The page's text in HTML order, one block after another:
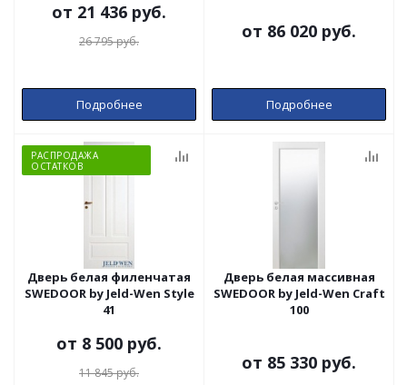
от 21 436 руб.
26 795 руб.
Подробнее
от 86 020 руб.
Подробнее
РАСПРОДАЖА
ОСТАТКОВ
Дверь белая филенчатая
SWEDOOR by Jeld-Wen Style
41
от 8 500 руб.
11 845 руб.
Дверь белая массивная
SWEDOOR by Jeld-Wen Craft
100
от 85 330 руб.